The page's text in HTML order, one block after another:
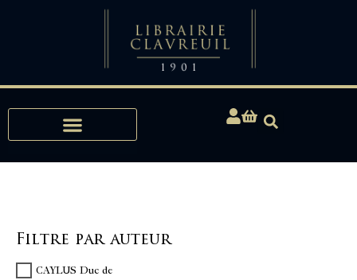
Filtre par auteur
CAYLUS Duc de